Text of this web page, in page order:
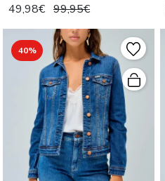
49,98€ 99,95€
40%